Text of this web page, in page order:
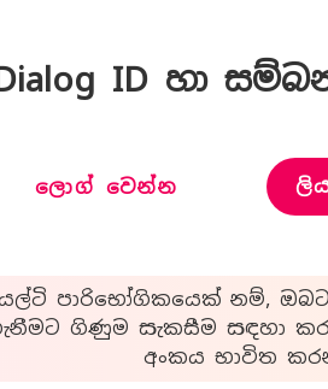
ID හා
ලොග් වෙන්න
පාරිභෝගිකයෙක් නම්,
ගිණුම සැකසීම සඳහා
අංකය භාවිත